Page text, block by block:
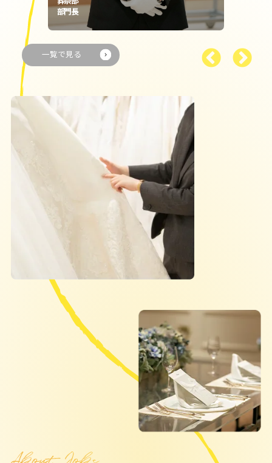
婚礼部ブライダルコーディネーター
一覧で見る